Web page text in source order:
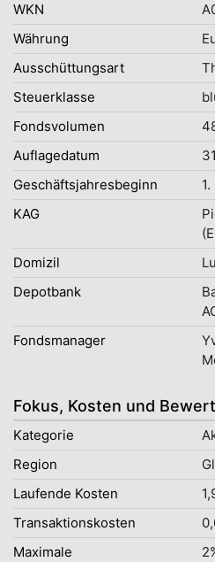
WKN
Währung
Ausschüttungsart
Steuerklasse
Fondsvolumen
Auflagedatum
Geschäftsjahresbeginn
KAG
Domizil
Depotbank
Fondsmanager
Fokus, Kosten und
Kategorie
Region
Laufende Kosten
Transaktionskosten
Maximale